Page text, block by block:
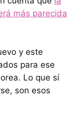
más parecida
y este
para ese
Lo que sí
son esos